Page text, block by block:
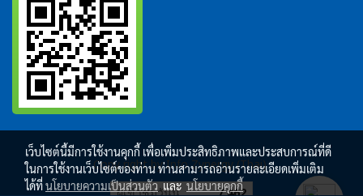
Copy right by Info Zynergy (Thai)
ผู้เข้าชมวันนี้ 7,462
เว็บไซต์นี้มีการใช้งานคุกกี้ เพื่อเพิ่มประสิทธิภาพและประสบการณ์ที่ดี
ในการใช้งานเว็บไซต์ของท่าน ท่านสามารถอ่านรายละเอียดเพิ่มเติม
ได้ที่นโยบายความเป็นส่วนตัวและนโยบายคุกกี้